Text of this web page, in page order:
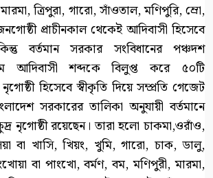
ত্রিপুরা, গারো, সাঁওতাল, মণিপুরি, ম্রো,
প্রাচীনকাল থেকেই আদিবাসী হিসেবে
বর্তমান সরকার সংবিধানের পঞ্চদশ
আদিবাসী শব্দকে বিলুপ্ত করে ৫০টি
হিসেবে স্বীকৃতি দিয়ে সম্প্রতি গেজেট
সরকারের তালিকা অনুযায়ী বর্তমানে
নৃগোষ্ঠী রয়েছেন। তারা হলো চাকমা,ওরাঁও,
বা খাসি, খিয়ং, খুমি, গারো, চাক, ডালু,
বা পাংখো, বর্মণ, বম, মণিপুরী, মারমা,